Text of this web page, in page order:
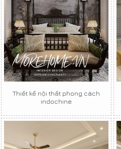
Thiết kế nội thất phong cách
indochine